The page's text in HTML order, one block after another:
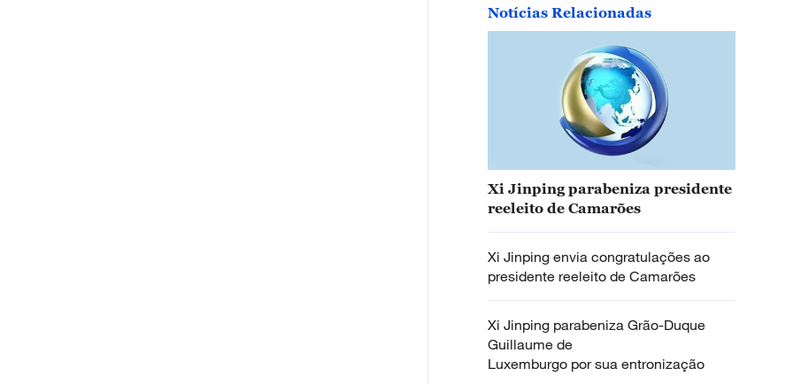
Notícias Relacionadas
Xi Jinping parabeniza presidente
reeleito de Camarões
Xi Jinping envia congratulações ao
presidente reeleito de Camarões
Xi Jinping parabeniza Grão-Duque
Guillaume de
Luxemburgo por sua entronização